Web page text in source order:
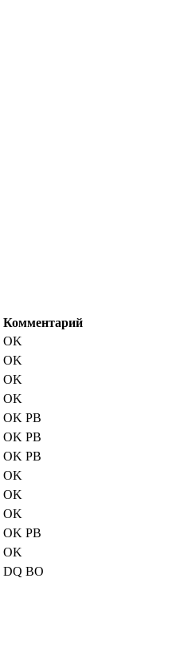
Комментарий
OK
OK
OK
OK
OK PB
OK PB
OK PB
OK
OK
OK
OK PB
OK
DQ BO